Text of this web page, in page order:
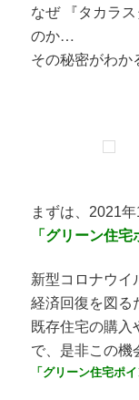
なぜ 『タカラ
のか…
その秘密がわか
まずは、2021
「グリーン住
新型コロナウ
経済回復を図る
既存住宅の購
で、是非この機
「グリーン住宅ポ